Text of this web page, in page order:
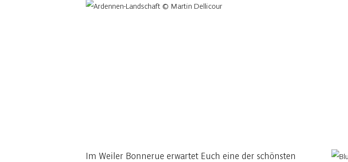
Im Weiler Bonnerue erwartet Euch eine der schönsten